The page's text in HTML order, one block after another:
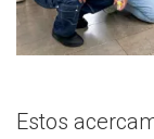
Estos